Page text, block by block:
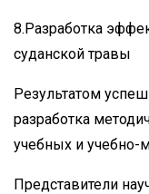
8.Разработка
суданской травы
Результатом
разработка
учебных и учебно-
Представители